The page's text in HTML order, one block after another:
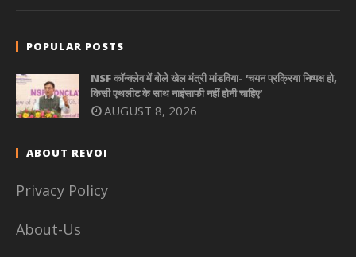
POPULAR POSTS
NSF कॉन्क्लेव में बोले खेल मंत्री मांडविया- ‘चयन प्रक्रिया निष्पक्ष हो,
किसी एथलीट के साथ नाइंसाफी नहीं होनी चाहिए’
AUGUST 8, 2026
ABOUT REVOI
Privacy Policy
About-Us